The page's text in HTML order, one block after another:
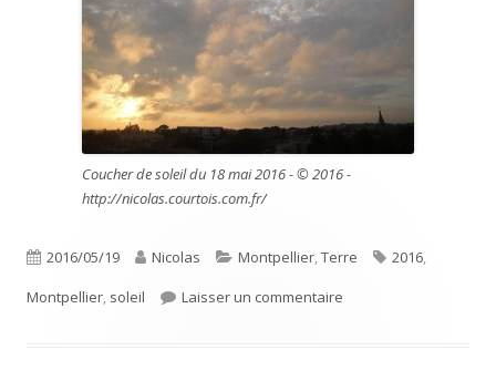
Coucher de soleil du 18 mai 2016 - © 2016 -
http://nicolas.courtois.com.fr/
Publié
le
2016/05/19 Auteur
Nicolas Catégories
Montpellier,Terre Étiquettes
2016,
Montpellier, soleil Laisser un commentaire